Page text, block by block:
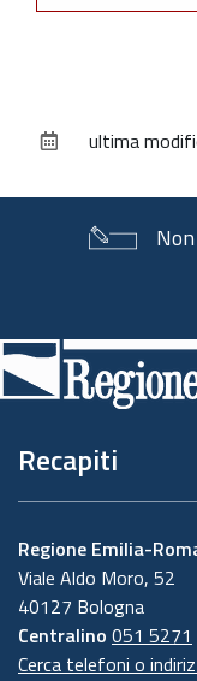
documento
ultima
di
pagina
Recapiti
Regione Emilia-
Viale Aldo Moro, 52
40127 Bologna
Centralino 051 5271
Cerca telefoni o